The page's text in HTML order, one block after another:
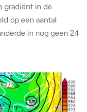
gradiënt in de
op een aantal
in nog geen 24